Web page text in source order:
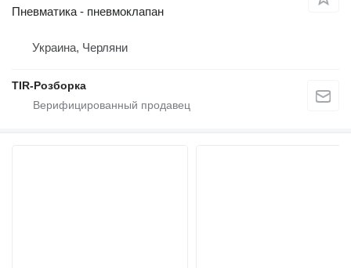
Пневматика - пневмоклапан
Украина, Черляни
TIR-Розборка